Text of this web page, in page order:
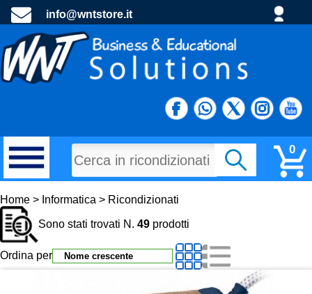
info@wntstore.it
0
MATERIALI DI CONSUMO
PROGETTI E MATERIALE PROMOZIONALE
TECNOLOGIA E DIDATTTICA
Home > Informatica > Ricondizionati
Sono stati trovati N. 49 prodotti
Ordina per